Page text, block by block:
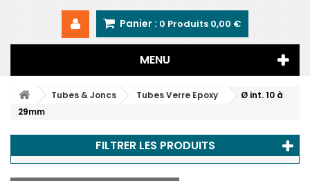
Panier : 0 Produits 0,00 €
MENU
Tubes & Joncs Tubes Verre Epoxy
Ø int. 10 à
29mm
FILTRER LES PRODUITS